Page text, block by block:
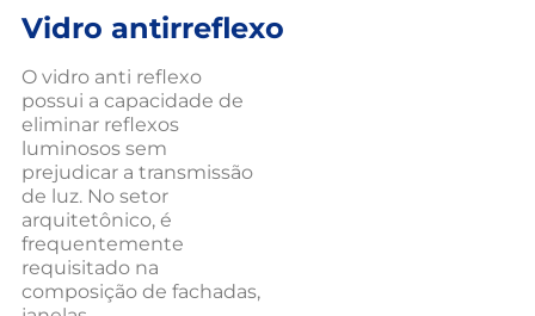
Vidro antirreflexo
O vidro anti reflexo
possui a capacidade de
eliminar reflexos
luminosos sem
prejudicar a transmissão
de luz. No setor
arquitetônico, é
frequentemente
requisitado na
composição de fachadas,